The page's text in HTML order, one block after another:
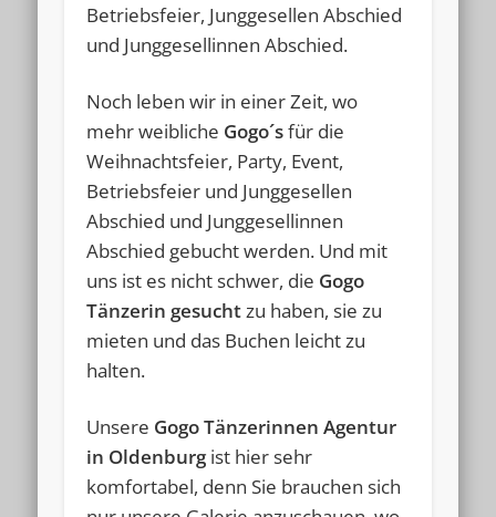
Betriebsfeier, Junggesellen Abschied
und Junggesellinnen Abschied.
Noch leben wir in einer Zeit, wo
mehr weibliche Gogo´sfür die
Weihnachtsfeier, Party, Event,
Betriebsfeier und Junggesellen
Abschied und Junggesellinnen
Abschied gebucht werden. Und mit
uns ist es nicht schwer, die Gogo
Tänzerin gesuchtzu haben, sie zu
mieten und das Buchen leicht zu
halten.
Unsere Gogo Tänzerinnen Agentur
in Oldenburgist hier sehr
komfortabel, denn Sie brauchen sich